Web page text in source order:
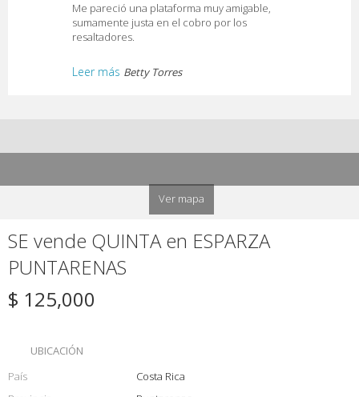
Me pareció una plataforma muy amigable,
sumamente justa en el cobro por los
resaltadores.
Leer más Betty Torres
Ver mapa
SE vende QUINTA en ESPARZA
PUNTARENAS
$ 125,000
UBICACIÓN
País
Costa Rica